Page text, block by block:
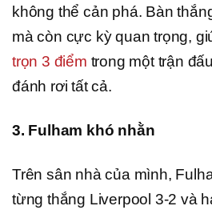
không thể cản phá. Bàn
mà còn cực kỳ quan trọng,
trọn 3 điểm trong một trận
đánh rơi tất cả.
3. Fulham khó nhằn
Trên sân nhà của mình,
từng thắng Liverpool 3-2 và